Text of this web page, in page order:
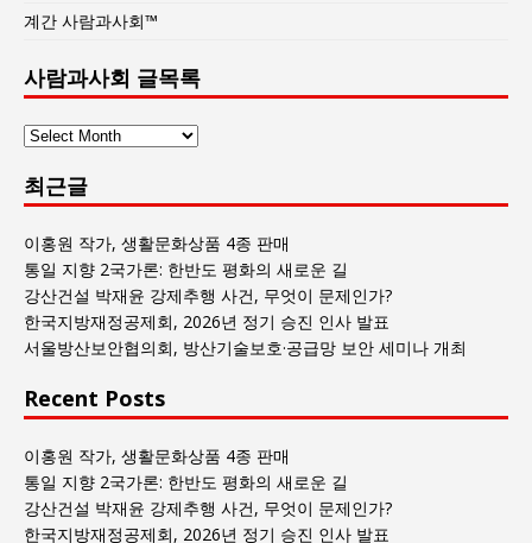
계간 사람과사회™
사람과사회 글목록
사
과
사
회
글
목
록
최근글
이홍원 작가, 생활문화상품 4종 판매
통일 지향 2국가론: 한반도 평화의 새로운 길
강산건설 박재윤 강제추행 사건, 무엇이 문제인가?
한국지방재정공제회, 2026년 정기 승진 인사 발표
서울방산보안협의회, 방산기술보호·공급망 보안 세미나 개최
Recent Posts
이홍원 작가, 생활문화상품 4종 판매
통일 지향 2국가론: 한반도 평화의 새로운 길
강산건설 박재윤 강제추행 사건, 무엇이 문제인가?
한국지방재정공제회, 2026년 정기 승진 인사 발표